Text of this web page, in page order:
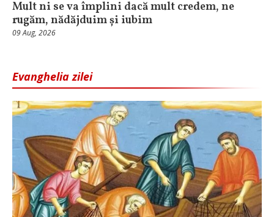
Mult ni se va împlini dacă mult credem, ne
rugăm, nădăjduim și iubim
09 Aug, 2026
Evanghelia zilei